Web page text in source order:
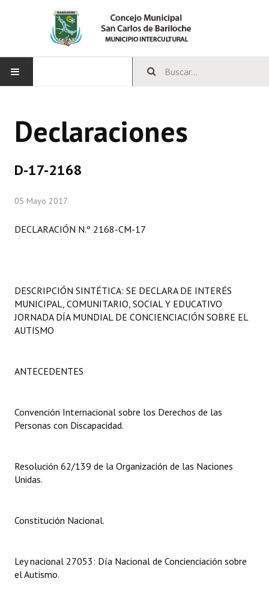
CONCEJO
Comisiones Permanentes
Comisiones Especiales
LEGISLACIÓN
Constitución Nacional
Reglamento Interno
DOCUMENTOS
Dictámenes Asesoría Letrada
Declaraciones
D-17-2168
05 Mayo 2017
DECLARACIÓN N.º 2168-CM-17
DESCRIPCIÓN SINTÉTICA: SE DECLARA DE INTERÉS
MUNICIPAL, COMUNITARIO, SOCIAL Y EDUCATIVO
JORNADA DÍA MUNDIAL DE CONCIENCIACIÓN SOBRE EL
AUTISMO
ANTECEDENTES
Convención Internacional sobre los Derechos de las
Personas con Discapacidad.
Resolución 62/139 de la Organización de las Naciones
Unidas.
Constitución Nacional.
Ley nacional 27053: Día Nacional de Concienciación sobre
el Autismo.